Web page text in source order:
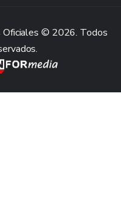
Oficiales © 2026. Todos